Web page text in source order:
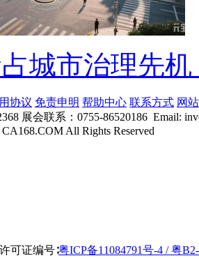
城市治理先机
协议 免责申明 帮助中心 联系方式 网
展会联系：0755-86520186 Email:
CA168.COM All Rights Reserved
可证编号∶粤ICP备11084791号-4 / 粤